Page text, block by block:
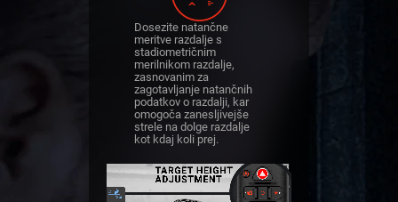
Dosezite natančne
meritve razdalje s
stadiometričnim
merilnikom razdalje,
zasnovanim za
zagotavljanje natančnih
podatkov o razdalji, kar
omogoča zanesljivejše
strele na dolge razdalje
kot kdaj koli prej.